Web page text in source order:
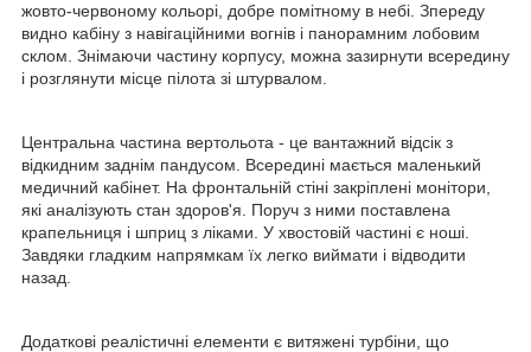
жовто-червоному кольорі, добре помітному в небі. Зпереду
видно кабіну з навігаційними вогнів і панорамним лобовим
склом. Знімаючи частину корпусу, можна зазирнути всередину
і розглянути місце пілота зі штурвалом.
Центральна частина вертольота - це вантажний відсік з
відкидним заднім пандусом. Всередині мається маленький
медичний кабінет. На фронтальній стіні закріплені монітори,
які аналізують стан здоров'я. Поруч з ними поставлена
крапельниця і шприц з ліками. У хвостовій частині є ноші.
Завдяки гладким напрямкам їх легко виймати і відводити
назад.
Додаткові реалістичні елементи є витяжені турбіни, що